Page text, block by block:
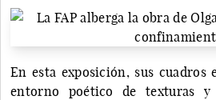
En esta exposición, sus cuadros
entorno poético de texturas y